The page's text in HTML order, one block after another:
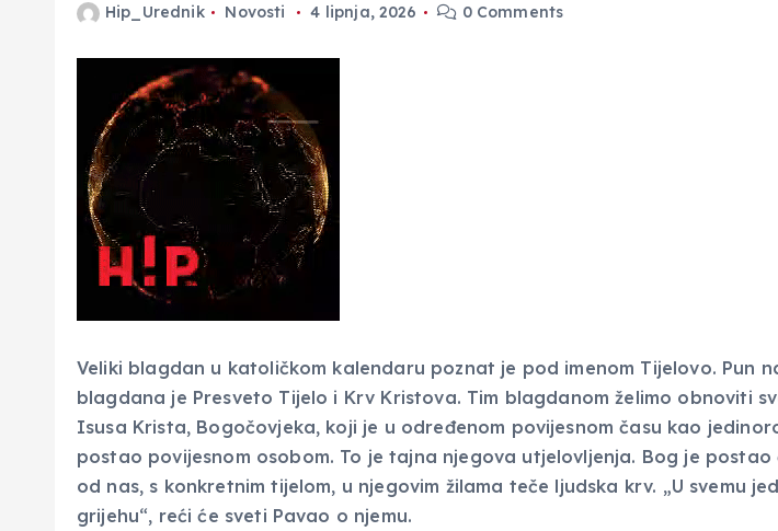
Hip_Urednik Novosti 4 lipnja, 2026 0 Comments
Veliki blagdan u katoličkom kalendaru poznat je pod imenom Tijelovo. Pun
blagdana je Presveto Tijelo i Krv Kristova. Tim blagdanom želimo obnoviti
Isusa Krista, Bogočovjeka, koji je u određenom povijesnom času kao
postao povijesnom osobom. To je tajna njegova utjelovljenja. Bog je postao
od nas, s konkretnim tijelom, u njegovim žilama teče ljudska krv. „U svemu
grijehu“, reći će sveti Pavao o njemu.